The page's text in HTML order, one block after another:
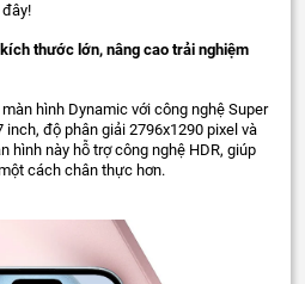
thước lớn, nâng cao trải nghiệm
hình Dynamic với công nghệ Super
inch, độ phân giải 2796x1290 pixel và
hình này hỗ trợ công nghệ HDR, giúp
cách chân thực hơn.